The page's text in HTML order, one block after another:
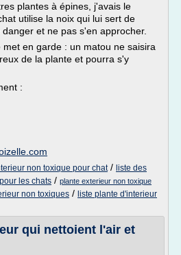
plantes à épines, j'avais le
utilise la noix qui lui sert de
et ne pas s'en approcher.
met en garde : un matou ne saisira
de la plante et pourra s'y
:
non toxique pour chat/ liste des
les chats / plante exterieur non toxique
non toxiques / liste plante d'interieur
qui nettoient l'air et